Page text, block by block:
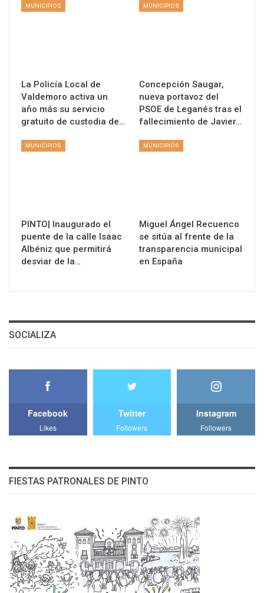
MUNICIPIOS
La Policía Local de
Valdemoro activa un
año más su servicio
gratuito de custodia de…
MUNICIPIOS
Concepción Saugar,
nueva portavoz del
PSOE de Leganés tras el
fallecimiento de Javier…
MUNICIPIOS
PINTO| Inaugurado el
puente de la calle Isaac
Albéniz que permitirá
desviar de la…
MUNICIPIOS
Miguel Ángel Recuenco
se sitúa al frente de la
transparencia municipal
en España
SOCIALIZA
Facebook
Likes
Twitter
Followers
Instagram
Followers
FIESTAS PATRONALES DE PINTO